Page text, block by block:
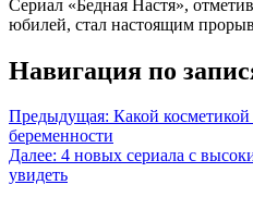
Сериал «Бедная Настя»,
юбилей, стал настоящим
Навигация по
Предыдущая: Какой косметикой
беременности
Далее: 4 новых сериала с
увидеть